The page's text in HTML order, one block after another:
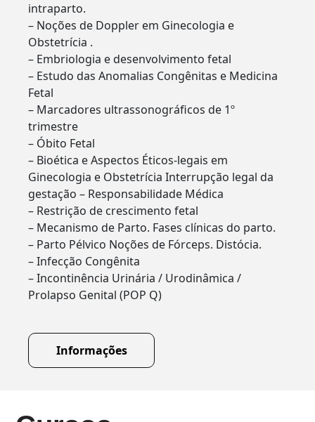
intraparto.
– Noções de Doppler em Ginecologia e
Obstetrícia .
– Embriologia e desenvolvimento fetal
– Estudo das Anomalias Congênitas e Medicina
Fetal
– Marcadores ultrassonográficos de 1º
trimestre
– Óbito Fetal
– Bioética e Aspectos Éticos-legais em
Ginecologia e Obstetrícia Interrupção legal da
gestação – Responsabilidade Médica
– Restrição de crescimento fetal
– Mecanismo de Parto. Fases clínicas do parto.
– Parto Pélvico Noções de Fórceps. Distócia.
– Infecção Congênita
– Incontinência Urinária / Urodinâmica /
Prolapso Genital (POP Q)
Informações